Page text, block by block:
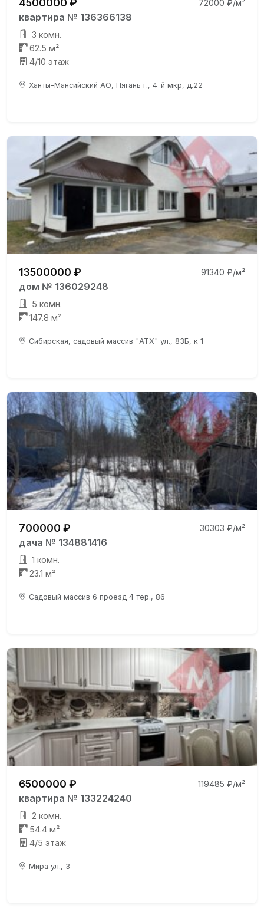
72000 ₽/м²
квартира № 136366138
3 комн.
62.5 м²
4/10 этаж
Ханты-Мансийский АО, Нягань г., 4-й мкр, д.22
13500000 ₽ 91340 ₽/м²
дом № 136029248
5 комн.
147.8 м²
Сибирская, садовый массив "АТХ" ул., 83Б, к 1
700000 ₽ 30303 ₽/м²
дача № 134881416
1 комн.
23.1 м²
Садовый массив 6 проезд 4 тер., 86
6500000 ₽ 119485 ₽/м²
квартира № 133224240
2 комн.
54.4 м²
4/5 этаж
Мира ул., 3